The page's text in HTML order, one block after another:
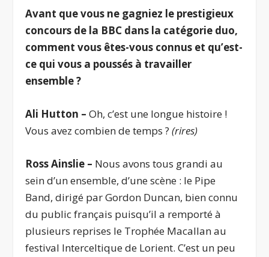
Avant que vous ne gagniez le prestigieux
concours de la BBC dans la catégorie duo,
comment vous êtes-vous connus et qu’est-
ce qui vous a poussés à travailler
ensemble ?
Ali Hutton – Oh, c’est une longue histoire !
Vous avez combien de temps ?(rires)
Ross Ainslie – Nous avons tous grandi au
sein d’un ensemble, d’une scène : le Pipe
Band, dirigé par Gordon Duncan, bien connu
du public français puisqu’il a remporté à
plusieurs reprises le Trophée Macallan au
festival Interceltique de Lorient. C’est un peu